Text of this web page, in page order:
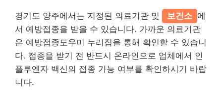
경기도 양주에서는 지정된 의료기관 및 보건소 에
서 예방접종을 받을 수 있습니다. 가까운 의료기관
은 예방접종도우미 누리집을 통해 확인할 수 있습니
다. 접종을 받기 전 반드시 온라인으로 업체에서 인
플루엔자 백신의 접종 가능 여부를 확인하시기 바랍
니다.